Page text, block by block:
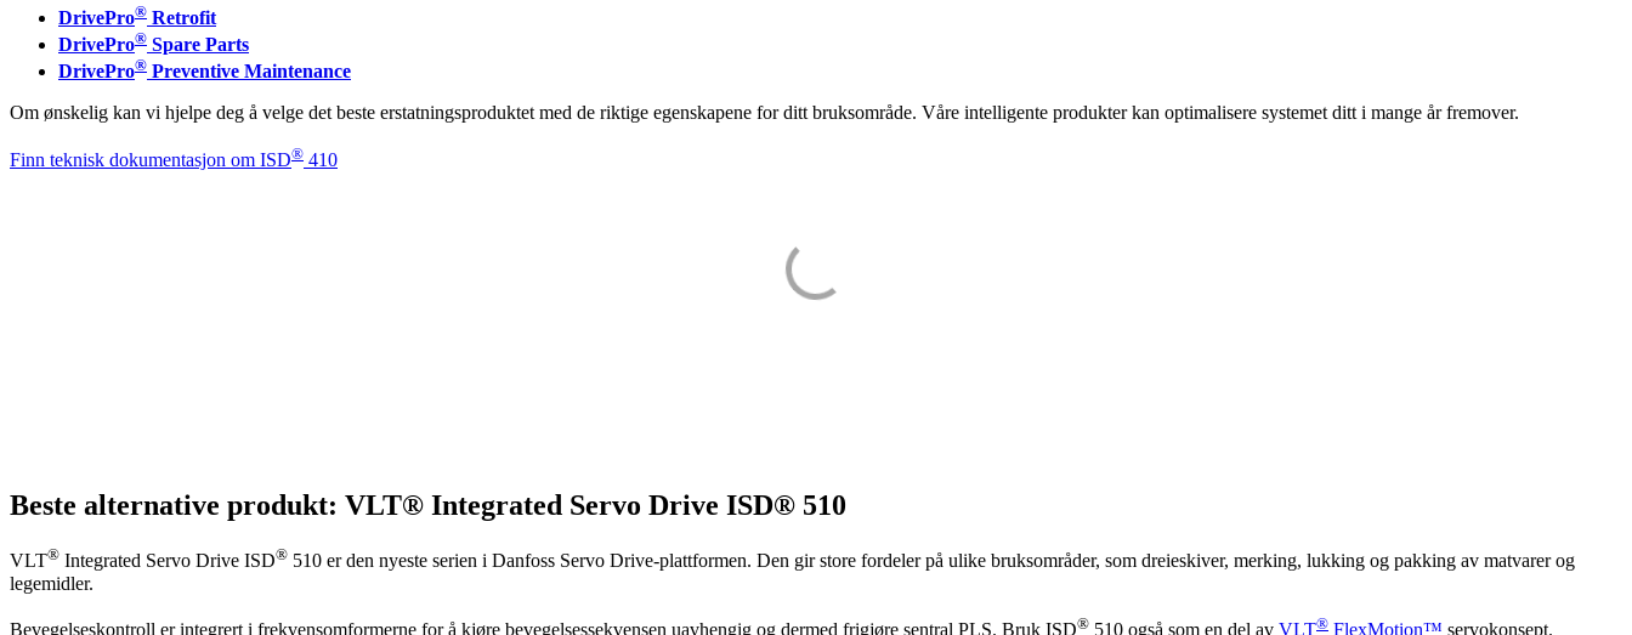
DrivePro® Retrofit
DrivePro® Spare Parts
DrivePro® Preventive Maintenance
Om ønskelig kan vi hjelpe deg å velge det beste erstatningsproduktet med de riktige egenskapene for ditt bruksområde. Våre intelligente produkter kan optimalisere systemet ditt i mange år fremover.
Finn teknisk dokumentasjon om ISD® 410
Beste alternative produkt: VLT® Integrated Servo Drive ISD® 510
VLT® Integrated Servo Drive ISD® 510 er den nyeste serien i Danfoss Servo Drive-plattformen. Den gir store fordeler på ulike bruksområder, som dreieskiver, merking, lukking og pakking av matvarer og
legemidler.
Bevegelseskontroll er integrert i frekvensomformerne for å kjøre bevegelsessekvensen uavhengig og dermed frigjøre sentral PLS. Bruk ISD® 510 også som en del av VLT® FlexMotion™ servokonsept.